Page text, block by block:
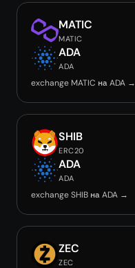
MATIC
MATIC
ADA
ADA
exchange MATIC на ADA →
SHIB
ERC20
ADA
ADA
exchange SHIB на ADA →
ZEC
ZEC